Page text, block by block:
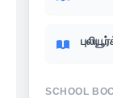
SCHOOL